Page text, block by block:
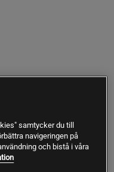
viktiga ämnen för att de
denna produkt från
och NADH.
runt. Dessvärre
samtycker du till
navigeringen på
och bistå i våra